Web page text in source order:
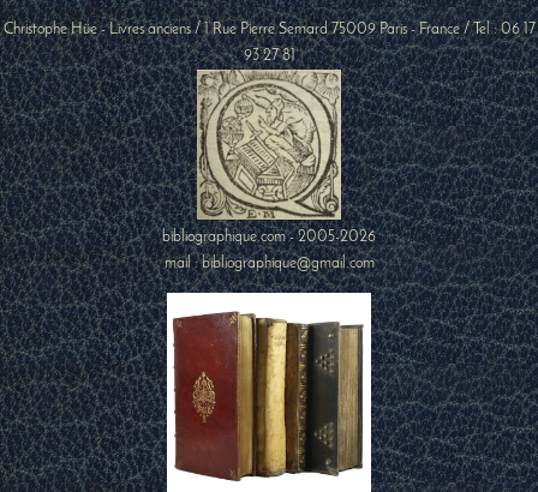
Christophe Hüe - Livres anciens /1 Rue Pierre Semard 75009 Paris-France / Tel :06 17
93 27 81
bibliographique.com - 2005-2026
mail : bibliographique@gmail.com